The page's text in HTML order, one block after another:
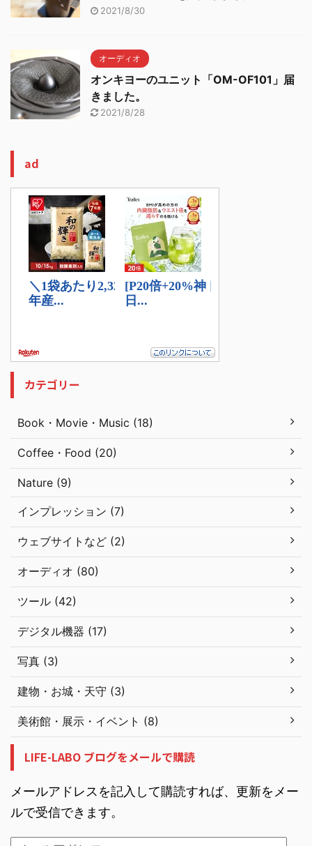
2021/8/30
オーディオ
オンキヨーのユニット「OM-OF101」届
きました。
2021/8/28
ad
カテゴリー
Book・Movie・Music (18)
Coffee・Food (20)
Nature (9)
インプレッション (7)
ウェブサイトなど (2)
オーディオ (80)
ツール (42)
デジタル機器 (17)
写真 (3)
建物・お城・天守 (3)
美術館・展示・イベント (8)
LIFE-LABO ブログをメールで購読
メールアドレスを記入して購読すれば、更新をメー
ルで受信できます。